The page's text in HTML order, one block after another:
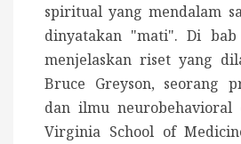
spiritual yang mendalam
dinyatakan "mati". Di
menjelaskan riset yang
Bruce Greyson, seorang
dan ilmu
Virginia School of